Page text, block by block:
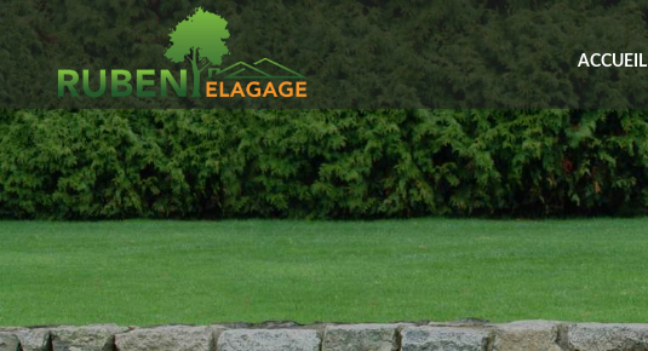
Ruben
Elagage
ACCUEIL